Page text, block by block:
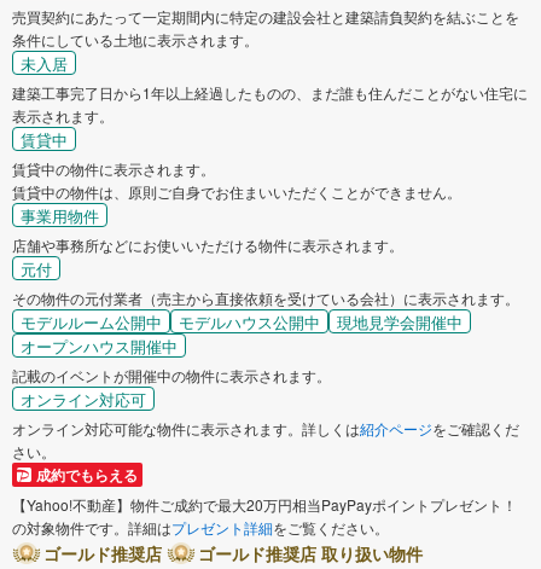
売買契約にあたって一定期間内に特定の建設会社と建築請負契約を結ぶことを
条件にしている土地に表示されます。
未入居
建築工事完了日から1年以上経過したものの、まだ誰も住んだことがない住宅に
表示されます。
賃貸中
賃貸中の物件に表示されます。
賃貸中の物件は、原則ご自身でお住まいいただくことができません。
事業用物件
店舗や事務所などにお使いいただける物件に表示されます。
元付
その物件の元付業者（売主から直接依頼を受けている会社）に表示されます。
モデルルーム公開中 モデルハウス公開中
現地見学会開催中
オープンハウス開催中
記載のイベントが開催中の物件に表示されます。
オンライン対応可
オンライン対応可能な物件に表示されます。詳しくは紹介ページをご確認くだ
さい。
成約でもらえる
【Yahoo!不動産】物件ご成約で最大20万円相当PayPayポイントプレゼント！
の対象物件です。詳細はプレゼント詳細をご覧ください。
ゴールド推奨店
ゴールド推奨店 取り扱い物件